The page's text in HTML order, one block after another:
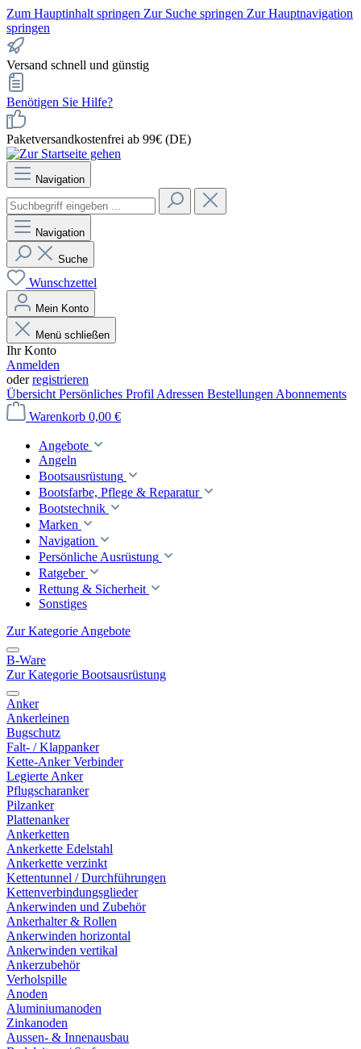
Zum Hauptinhalt springen Zur Suche springen Zur Hauptnavigation
springen
Versand schnell und günstig
Benötigen Sie Hilfe?
Paketversandkostenfrei ab 99€ (DE)
Navigation
Navigation
Suche
Wunschzettel
Mein Konto
Menü schließen
Ihr Konto
Anmelden
oderregistrieren
Übersicht Persönliches Profil Adressen Bestellungen Abonnements
Warenkorb 0,00 €
Angebote
Angeln
Bootsausrüstung
Bootsfarbe, Pflege & Reparatur
Bootstechnik
Marken
Navigation
Persönliche Ausrüstung
Ratgeber
Rettung & Sicherheit
Sonstiges
Zur Kategorie Angebote
B-Ware
Zur Kategorie Bootsausrüstung
Anker
Ankerleinen
Bugschutz
Falt- / Klappanker
Kette-Anker Verbinder
Legierte Anker
Pflugscharanker
Pilzanker
Plattenanker
Ankerketten
Ankerkette Edelstahl
Ankerkette verzinkt
Kettentunnel / Durchführungen
Kettenverbindungsglieder
Ankerwinden und Zubehör
Ankerhalter & Rollen
Ankerwinden horizontal
Ankerwinden vertikal
Ankerzubehör
Verholspille
Anoden
Aluminiumanoden
Zinkanoden
Aussen- & Innenausbau